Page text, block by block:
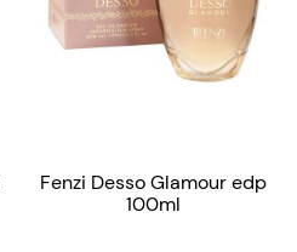
Fenzi Desso Glamour edp
100ml